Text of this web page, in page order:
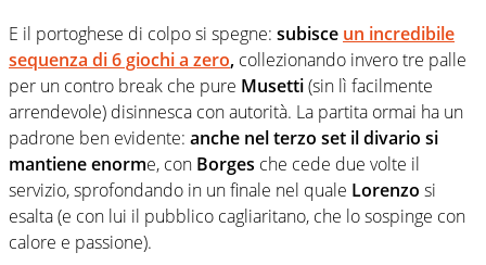
E il portoghese di colpo si spegne: subisce un incredibile
sequenza di 6 giochi a zero, collezionando invero tre palle
per un contro break che pure Musetti(sin lì facilmente
arrendevole) disinnesca con autorità. La partita ormai ha un
padrone ben evidente: anche nel terzo set il divario si
mantiene enorme, con Borges che cede due volte il
servizio, sprofondando in un finale nel quale Lorenzo si
esalta (e con lui il pubblico cagliaritano, che lo sospinge con
calore e passione).